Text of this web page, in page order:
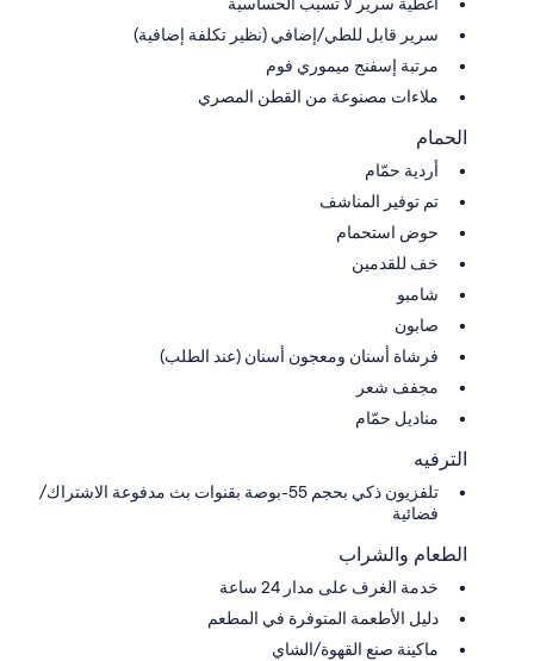
سرير قابل للطي/إضافي (نظير تكلفة إضافية)
مرتبة إسفنج ميموري فوم
ملاءات مصنوعة من القطن المصري
الحمام
أردية حمّام
تم توفير المناشف
حوض استحمام
خف للقدمين
شامبو
صابون
فرشاة أسنان ومعجون أسنان (عند الطلب)
مجفف شعر
مناديل حمّام
الترفيه
تلفزيون ذكي بحجم 55-بوصة بقنوات بث مدفوعة الاشتراك/
فضائية
الطعام والشراب
خدمة الغرف على مدار 24 ساعة
دليل الأطعمة المتوفرة في المطعم
ماكينة صنع القهوة/الشاي